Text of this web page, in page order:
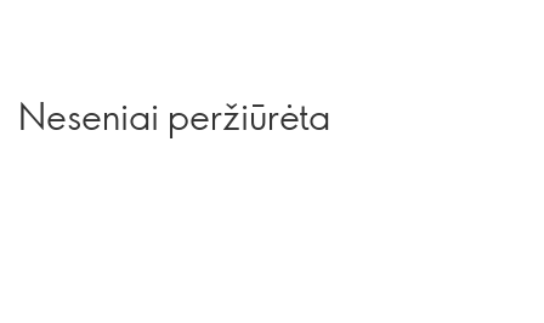
Neseniai peržiūrėta